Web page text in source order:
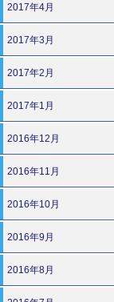
2017年4月
2017年3月
2017年2月
2017年1月
2016年12月
2016年11月
2016年10月
2016年9月
2016年8月